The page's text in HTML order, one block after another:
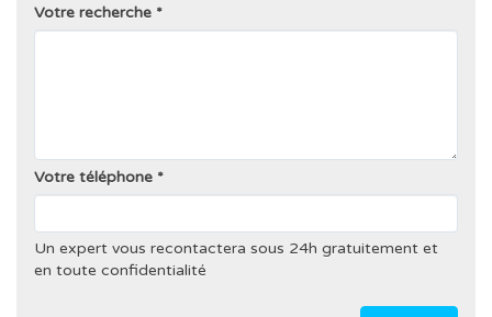
Votre recherche
Votre téléphone
Un expert vous recontactera sous 24h gratuitement et
en toute confidentialité